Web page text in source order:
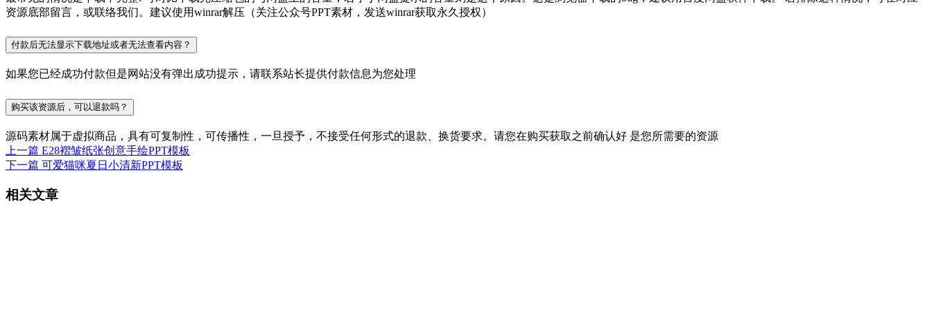
资源底部留言，或联络我们。建议使用winrar解压（关注公众号PPT素材，发送winrar获取永久授权）
付款后无法显示下载地址或者无法查看内容？
如果您已经成功付款但是网站没有弹出成功提示，请联系站长提供付款信息为您处理
购买该资源后，可以退款吗？
源码素材属于虚拟商品，具有可复制性，可传播性，一旦授予，不接受任何形式的退款、换货要求。请您在购买获取之前确认好 是您所需要的资源
上一篇 E28褶皱纸张创意手绘PPT模板
下一篇 可爱猫咪夏日小清新PPT模板
相关文章